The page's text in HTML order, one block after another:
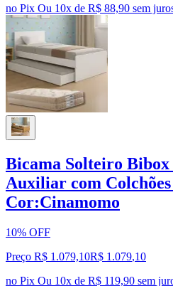
no Pix Ou 10x de R$ 88,90 sem
Bicama Solteiro Bibox
Auxiliar com
Cor:Cinamomo
10% OFF
Preço R$ 1.079,10R$ 1.079,10
no Pix Ou 10x de R$ 119,90 sem